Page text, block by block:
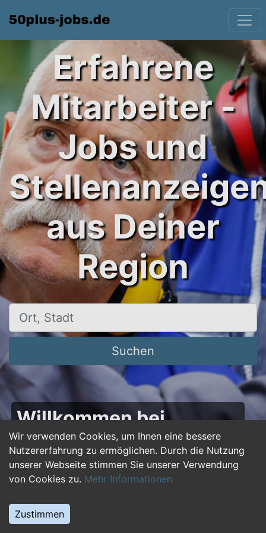
Wir verwenden Cookies, um Ihnen eine bessere
Nutzererfahrung zu ermöglichen. Durch die Nutzung
unserer Webseite stimmen Sie unserer Verwendung
von Cookies zu. Mehr Informationen
Zustimmen
Erfahrene
Mitarbeiter -
Jobs und
aus Deiner
Region
Ort, Stadt
Suchen
Willkommen bei
50plus-jobs.de – Dein
Portal für Jobs ab 50!
Du bist über 50 und suchst nach einer neuen
beruflichen Herausforderung oder einem
Jobwechsel? Auf